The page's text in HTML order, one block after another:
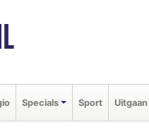
Specials Sport Uitgaan